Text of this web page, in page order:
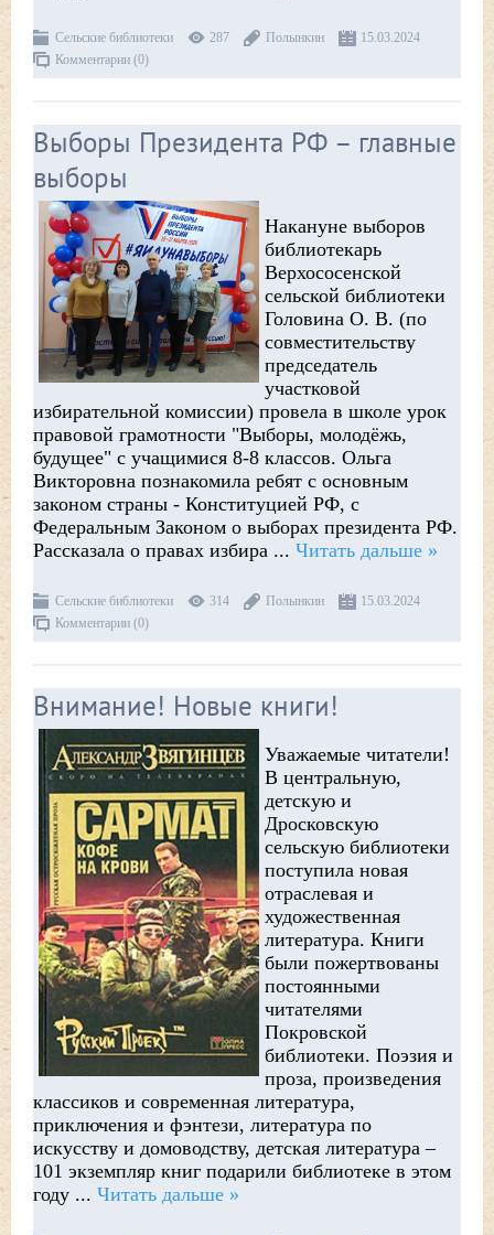
Сельские библиотеки 287 Полынкин
15.03.2024
Комментарии (0)
Выборы Президента РФ – главные
выборы
Накануне выборов
библиотекарь
Верхососенской
сельской библиотеки
Головина О. В. (по
совместительству
председатель
участковой
избирательной комиссии) провела в школе урок
правовой грамотности "Выборы, молодёжь,
будущее" с учащимися 8-8 классов. Ольга
Викторовна познакомила ребят с основным
законом страны - Конституцией РФ, с
Федеральным Законом о выборах президента РФ.
Рассказала о правах избира ... Читать дальше »
Сельские библиотеки 314 Полынкин
15.03.2024
Комментарии (0)
Внимание! Новые книги!
Уважаемые читатели!
В центральную,
детскую и
Дросковскую
сельскую библиотеки
поступила новая
отраслевая и
художественная
литература. Книги
были пожертвованы
постоянными
читателями
Покровской
библиотеки. Поэзия и
проза, произведения
классиков и современная литература,
приключения и фэнтези, литература по
искусству и домоводству, детская литература –
101 экземпляр книг подарили библиотеке в этом
году ... Читать дальше »